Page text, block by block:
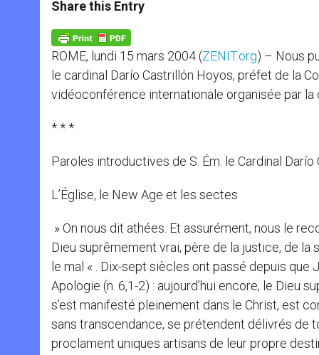
s
p
p
e
g
e
r
b
k
Share this Entry
ROME, lundi 15 mars 2004 (ZENIT.org) – Nous
le cardinal Darío Castrillón Hoyos, préfet de la
vidéoconférence internationale organisée par la
* * *
Paroles introductives de S. Ém. le Cardinal
L’Église, le New Age et les sectes
» On nous dit athées. Et assurément, nous le
Dieu suprêmement vrai, père de la justice, de
le mal « . Dix-sept siècles ont passé depuis
Apologie (n. 6,1-2) : aujourd’hui encore, le Dieu
s’est manifesté pleinement dans le Christ, est
sans transcendance, se prétendent délivrés de
proclament uniques artisans de leur propre